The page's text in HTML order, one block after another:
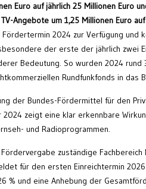
Euro auf jährlich 25 Millionen Euro
Angebote um 1,25 Millionen Euro
Fördertermin 2024 zur Verfügung und
der erste der jährlich zwei
Bedeutung. So wurden 2024 rund
Rundfunkfonds in das
der Bundes-Fördermittel für den
2024 zeigt eine klar erkennbare
und Radioprogrammen.
zuständige Fachbereich
für den ersten Einreichtermin
% und eine Anhebung der